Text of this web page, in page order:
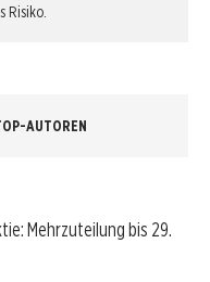
Risiko.
AUTOREN
Mehrzuteilung bis 29.